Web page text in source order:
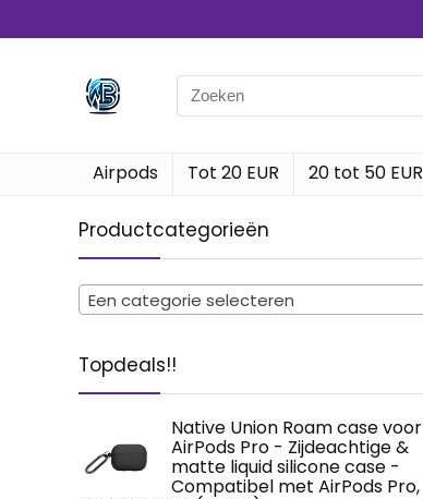
Search
for:
Airpods Tot 20 EUR 20 tot 50 EUR
Productcategorieën
Een categorie selecteren
Topdeals!!
Native Union Roam case voor
AirPods Pro - Zijdeachtige &
matte liquid silicone case -
Compatibel met AirPods Pro,